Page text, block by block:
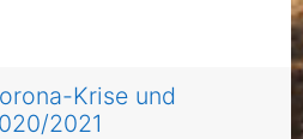
Krise und
2021